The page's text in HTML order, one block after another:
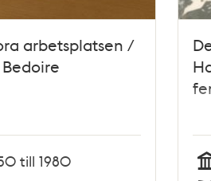
arbetsplatsen /
till 1980